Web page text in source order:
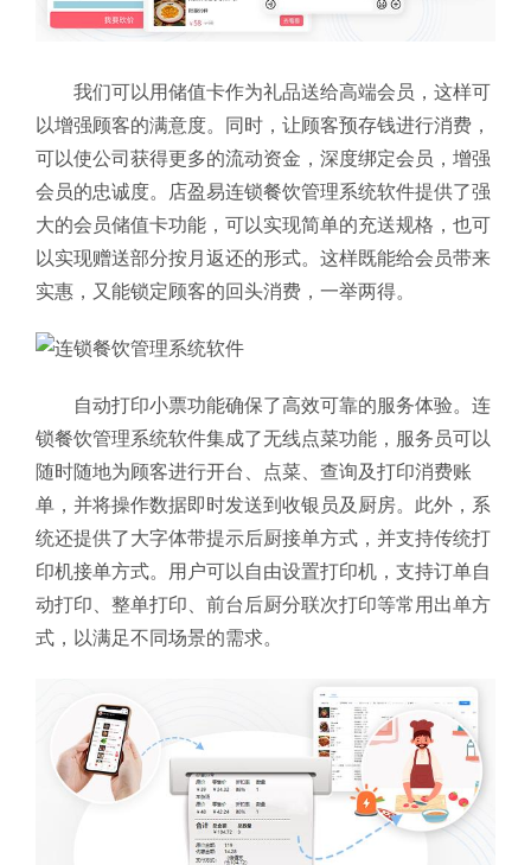
我们可以用储值卡作为礼品送给高端会员，这样可
以增强顾客的满意度。同时，让顾客预存钱进行消费，
可以使公司获得更多的流动资金，深度绑定会员，增强
会员的忠诚度。店盈易连锁餐饮管理系统软件提供了强
大的会员储值卡功能，可以实现简单的充送规格，也可
以实现赠送部分按月返还的形式。这样既能给会员带来
实惠，又能锁定顾客的回头消费，一举两得。
自动打印小票功能确保了高效可靠的服务体验。连
锁餐饮管理系统软件集成了无线点菜功能，服务员可以
随时随地为顾客进行开台、点菜、查询及打印消费账
单，并将操作数据即时发送到收银员及厨房。此外，系
统还提供了大字体带提示后厨接单方式，并支持传统打
印机接单方式。用户可以自由设置打印机，支持订单自
动打印、整单打印、前台后厨分联次打印等常用出单方
式，以满足不同场景的需求。